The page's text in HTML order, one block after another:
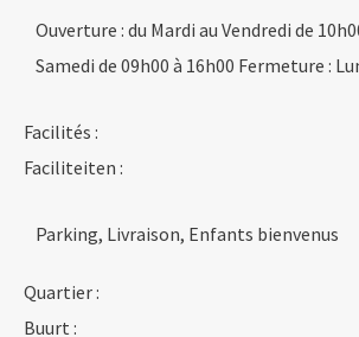
Ouverture : du Mardi au Vendredi de
Samedi de 09h00 à 16h00 Fermeture :
Facilités :
Faciliteiten :
Parking, Livraison, Enfants bienvenus
Quartier :
Buurt :